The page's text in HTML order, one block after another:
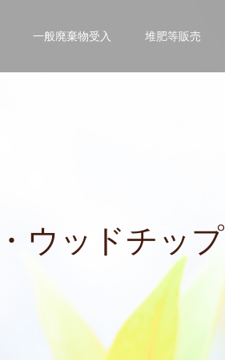
一般廃棄物受入 堆肥等販売
ッ ド チ ップ を ご